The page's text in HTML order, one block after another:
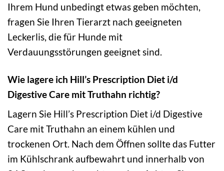
Ihrem Hund unbedingt etwas geben möchten,
fragen Sie Ihren Tierarzt nach geeigneten
Leckerlis, die für Hunde mit
Verdauungsstörungen geeignet sind.
Wie lagere ich Hill’s Prescription Diet i/d
Digestive Care mit Truthahn richtig?
Lagern Sie Hill’s Prescription Diet i/d Digestive
Care mit Truthahn an einem kühlen und
trockenen Ort. Nach dem Öffnen sollte das Futter
im Kühlschrank aufbewahrt und innerhalb von